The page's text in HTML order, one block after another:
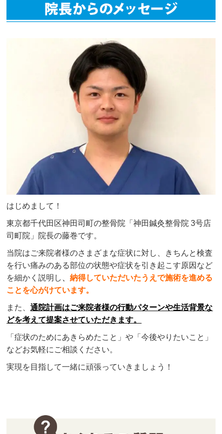
はじめまして！
東京都千代田区神田司町の整骨院「神田鍼灸整骨院 3号店
司町院」院長の藤巻です。
当院はご来院者様のさまざまな症状に対し、きちんと検査
を行い痛みのある部位の状態や症状を引き起こす原因など
を細かく説明し
、納得していただいたうえで施術を進める
ことを心がけています。
また、通院計画はご来院者様の行動パターンや生活背景な
どを考えて提案させていただきます。
「症状のためにあきらめたこと」や「今後やりたいこと」
などお気軽にご相談ください。
実現を目指して一緒に頑張っていきましょう！